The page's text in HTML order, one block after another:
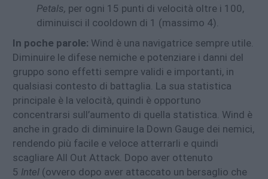
Petals, per ogni 15 punti di velocità oltre i 100,
diminuisci il cooldown di 1 (massimo 4).
In poche parole: Wind è una navigatrice sempre utile.
Diminuire le difese nemiche e potenziare i danni del
gruppo sono effetti sempre validi e importanti, in
qualsiasi contesto di battaglia. La sua statistica
principale è la velocità, quindi è opportuno
concentrarsi sull’aumento di quella statistica. Wind è
anche in grado di diminuire la Down Gauge dei nemici,
rendendo più facile e veloce atterrarli e quindi
scagliare All Out Attack. Dopo aver ottenuto
5 Intel (ovvero dopo aver attaccato un bersaglio che